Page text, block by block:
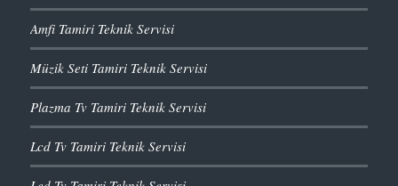
Amfi Tamiri Teknik Servisi
Müzik Seti Tamiri Teknik Servisi
Plazma Tv Tamiri Teknik Servisi
Lcd Tv Tamiri Teknik Servisi